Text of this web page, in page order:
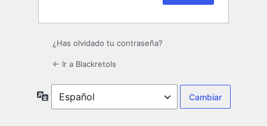
¿Has olvidado tu contraseña?
← Ir a Blackretols
Idioma